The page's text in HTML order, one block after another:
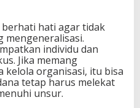
berhati hati agar tidak
mengeneralisasi.
individu dan
Jika memang
kelola organisasi, itu bisa
tetap harus melekat
unsur.